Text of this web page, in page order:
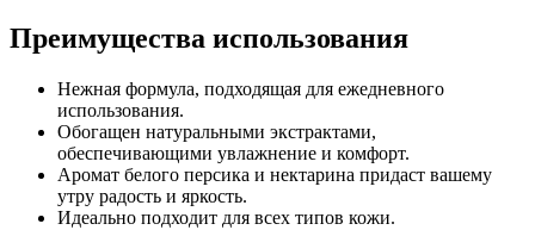
Преимущества использования
Нежная формула, подходящая для ежедневного
использования.
Обогащен натуральными экстрактами,
обеспечивающими увлажнение и комфорт.
Аромат белого персика и нектарина придаст вашему
утру радость и яркость.
Идеально подходит для всех типов кожи.